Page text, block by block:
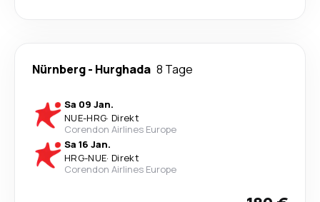
Nürnberg- Hurghada 8 Tage
Sa 09 Jan.
NUE-HRG· Direkt
Corendon Airlines Europe
Sa 16 Jan.
HRG-NUE· Direkt
Corendon Airlines Europe